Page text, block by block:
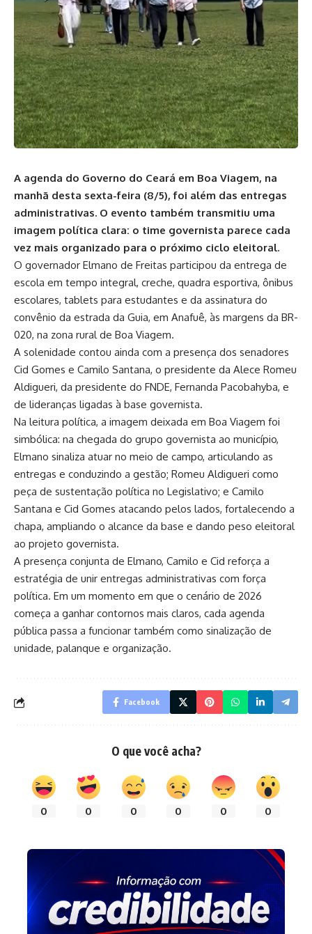
A agenda do Governo do Ceará em Boa Viagem, na
manhã desta sexta-feira (8/5), foi além das entregas
administrativas. O evento também transmitiu uma
imagem política clara: o time governista parece cada
vez mais organizado para o próximo ciclo eleitoral.
O governador Elmano de Freitas participou da entrega de
escola em tempo integral, creche, quadra esportiva, ônibus
escolares, tablets para estudantes e da assinatura do
convênio da estrada da Guia, em Anafuê, às margens da BR-
020, na zona rural de Boa Viagem.
A solenidade contou ainda com a presença dos senadores
Cid Gomes e Camilo Santana, o presidente da Alece Romeu
Aldigueri, da presidente do FNDE, Fernanda Pacobahyba, e
de lideranças ligadas à base governista.
Na leitura política, a imagem deixada em Boa Viagem foi
simbólica: na chegada do grupo governista ao município,
Elmano sinaliza atuar no meio de campo, articulando as
entregas e conduzindo a gestão; Romeu Aldigueri como
peça de sustentação política no Legislativo; e Camilo
Santana e Cid Gomes atacando pelos lados, fortalecendo a
chapa, ampliando o alcance da base e dando peso eleitoral
ao projeto governista.
A presença conjunta de Elmano, Camilo e Cid reforça a
estratégia de unir entregas administrativas com força
política. Em um momento em que o cenário de 2026
começa a ganhar contornos mais claros, cada agenda
pública passa a funcionar também como sinalização de
unidade, palanque e organização.
Facebook
O que você acha?
0 0 0 0 0 0